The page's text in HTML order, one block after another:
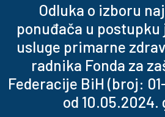
Odluka o izboru
ponuđača u postupku
usluge primarne
radnika Fonda za
Federacije BiH (broj:
od 10.05.2024.